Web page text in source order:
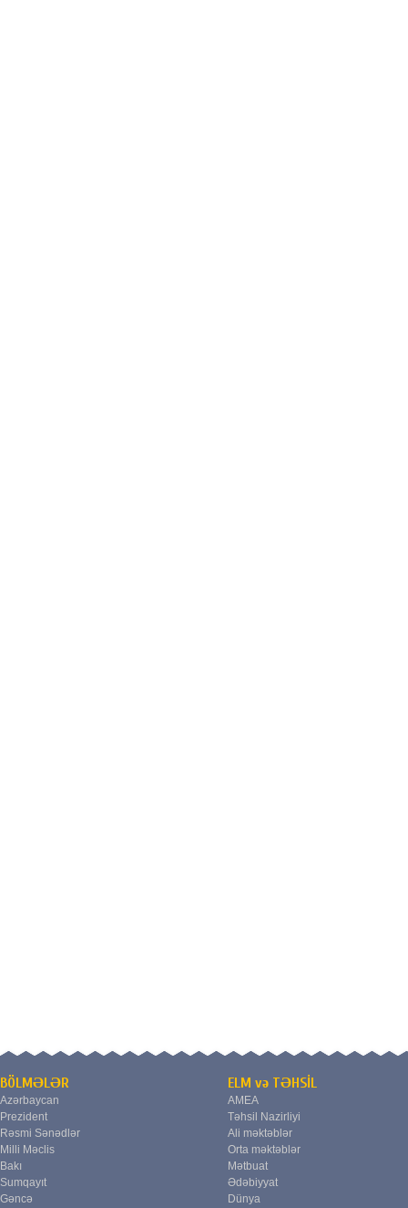
BÖLMƏLƏR
Azərbaycan
Prezident
Rəsmi Sənədlər
Milli Məclis
Bakı
Sumqayıt
Gəncə
ELM və TƏHSİL
AMEA
Təhsil Nazirliyi
Ali məktəblər
Orta məktəblər
Mətbuat
Ədəbiyyat
Dünya